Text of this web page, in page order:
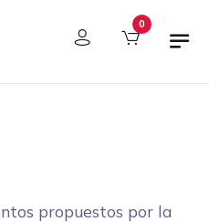
0
propuestos por la